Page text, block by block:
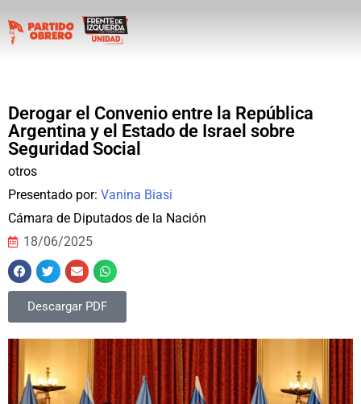
Derogar el Convenio entre la República
Argentina y el Estado de Israel sobre
Seguridad Social
otros
Presentado por: Vanina Biasi
Cámara de Diputados de la Nación
18/06/2025
Descargar PDF